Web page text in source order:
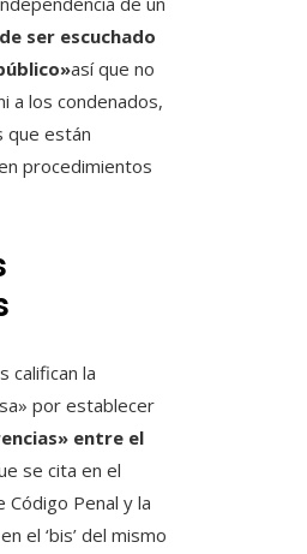
ser escuchado
así que no
a los condenados,
que están
procedimientos
califican la
por establecer
entre el
se cita en el
Penal y la
el ‘bis’ del mismo